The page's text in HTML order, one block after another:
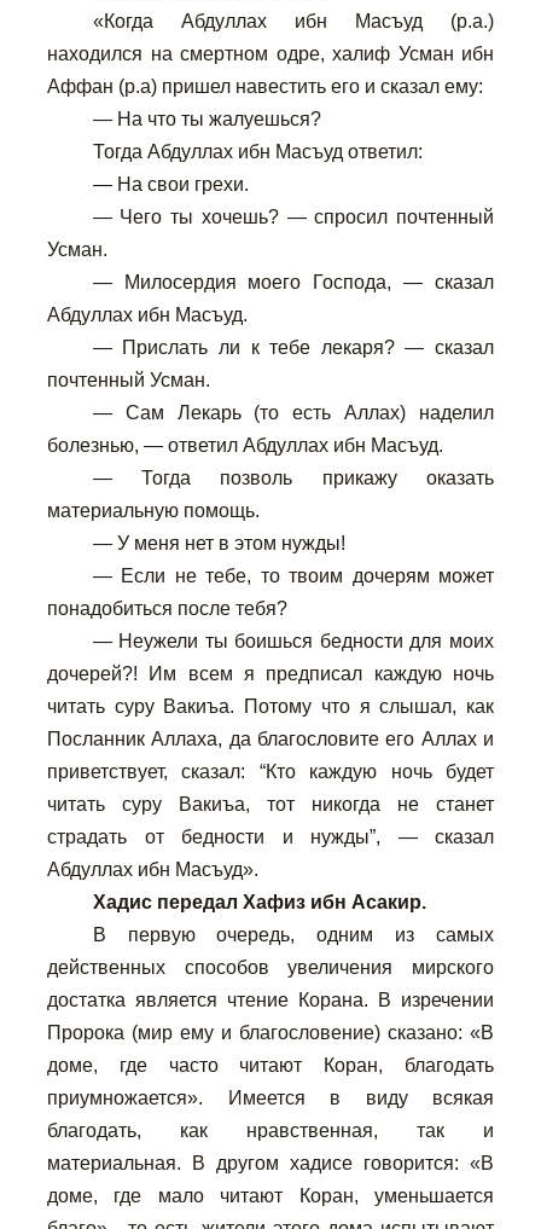
«Когда Абдуллах ибн Масъуд (р.а.)
находился на смертном одре, халиф Усман ибн
Аффан (р.а) пришел навестить его и сказал ему:
— На что ты жалуешься?
Тогда Абдуллах ибн Масъуд ответил:
— На свои грехи.
— Чего ты хочешь? — спросил почтенный
Усман.
— Милосердия моего Господа, — сказал
Абдуллах ибн Масъуд.
— Прислать ли к тебе лекаря? — сказал
почтенный Усман.
— Сам Лекарь (то есть Аллах) наделил
болезнью, — ответил Абдуллах ибн Масъуд.
— Тогда позволь прикажу оказать
материальную помощь.
— У меня нет в этом нужды!
— Если не тебе, то твоим дочерям может
понадобиться после тебя?
— Неужели ты боишься бедности для моих
дочерей?! Им всем я предписал каждую ночь
читать суру Вакиъа. Потому что я слышал, как
Посланник Аллаха, да благословите его Аллах и
приветствует, сказал: “Кто каждую ночь будет
читать суру Вакиъа, тот никогда не станет
страдать от бедности и нужды”, — сказал
Абдуллах ибн Масъуд».
Хадис передал Хафиз ибн Асакир.
В первую очередь, одним из самых
действенных способов увеличения мирского
достатка является чтение Корана. В изречении
Пророка (мир ему и благословение) сказано: «В
доме, где часто читают Коран, благодать
приумножается». Имеется в виду всякая
благодать, как нравственная, так и
материальная. В другом хадисе говорится: «В
доме, где мало читают Коран, уменьшается